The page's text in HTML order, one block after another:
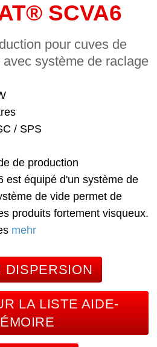
SCVA6
pour cuves de
système de raclage
/ SPS
de production
est équipé d'un système de
de vide permet de
produits fortement visqueux.
mehr
DISPERSION
LA LISTE AIDE-